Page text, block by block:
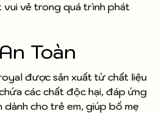
vui vẻ trong quá trình phát
Toàn
được sản xuất từ chất liệu
các chất độc hại, đáp ứng
dành cho trẻ em, giúp bố mẹ